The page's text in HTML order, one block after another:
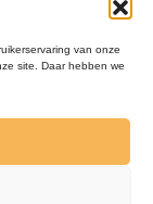
van onze
site. Daar hebben we